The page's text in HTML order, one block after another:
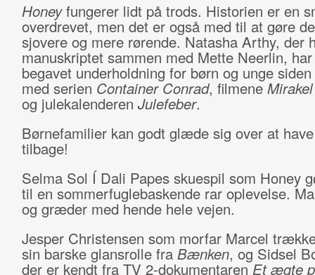
Honeyfungerer lidt på trods. Historien er en
overdrevet, men det er også med til at gøre
sjovere og mere rørende. Natasha Arthy, der
manuskriptet sammen med Mette Neerlin,
begavet underholdning for børn og unge siden
med serien Container Conrad, filmene
og julekalenderen Julefeber.
Børnefamilier kan godt glæde sig over at
tilbage!
Selma Sol Í Dali Papes skuespil som Honey
til en sommerfuglebaskende rar oplevelse.
og græder med hende hele vejen.
Jesper Christensen som morfar Marcel
sin barske glansrolle fra Bænken, og Sidsel
der er kendt fra TV 2-dokumentarenEt ægte